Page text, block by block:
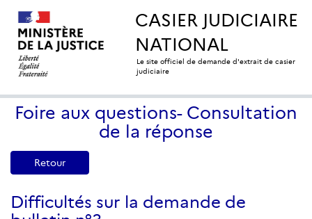
CASIER JUDICIAIRE
NATIONAL
Le site officiel de demande d'extrait de casier
judiciaire
Foire aux questions- Consultation
de la réponse
Retour
Difficultés sur la demande de